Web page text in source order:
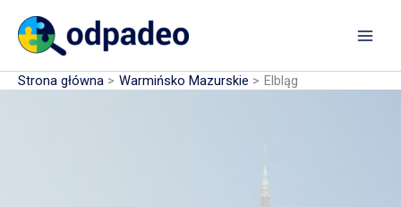
treści
Strona główna
Warmińsko Mazurskie Elbląg